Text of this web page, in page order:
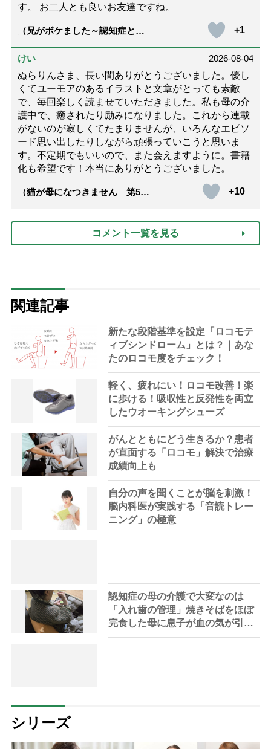
す。 お二人とも良いお友達ですね。
（兄がボケました～認知症と介
達』が届きました」）
+1
けい
2026-08-04
ぬらりんさま、長い間ありがとうございました。優し
くてユーモアのあるイラストと文章がとっても素敵
で、毎回楽しく読ませていただきました。私も母の介
護中で、癒されたり励みになりました。これから連載
がないのが寂しくてたまりませんが、いろんなエピソ
ード思い出したりしながら頑張っていこうと思いま
す。不定期でもいいので、また会えますように。書籍
化も希望です！本当にありがとうございました。
（猫が母になつきません 第500
+10
コメント一覧を見る
関連記事
新たな段階基準を設定「ロコモテ
ィブシンドローム」とは？｜あな
たのロコモ度をチェック！
軽く、疲れにい！ロコモ改善！楽
に歩ける！吸収性と反発性を両立
したウオーキングシューズ
がんとともにどう生きるか？患者
が直面する「ロコモ」解決で治療
成績向上も
自分の声を聞くことが脳を刺激！
脳内科医が実践する「音読トレー
ニング」の極意
認知症の母の介護で大変なのは
「入れ歯の管理」焼きそばをほぼ
完食した母に息子が血の気が引い
た理由
シリーズ